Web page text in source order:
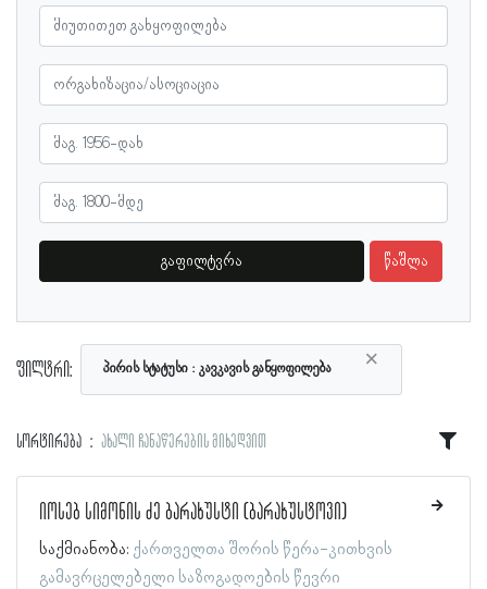
გაფილტვრა წაშლა
ფილტრი: ×
პირის სტატუსი კავკავის განყოფილება
სორტირება ახალი ჩანაწერების მიხედვით
იოსებ სიმონის ძე ბარახუსტი (ბარახუსტოვი)
საქმიანობა: ქართველთა შორის წერა-კითხვის
გამავრცელებელი საზოგადოების წევრი